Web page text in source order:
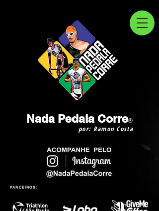
Nada Pedala Corre®
por: Ramon Costa
PARCEIROS: